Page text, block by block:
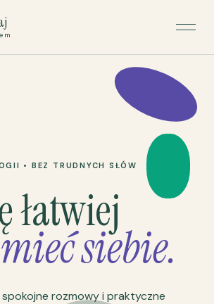
• BEZ TRUDNYCH SŁÓW
łatwiej
siebie.
spokojne rozmowy i praktyczne